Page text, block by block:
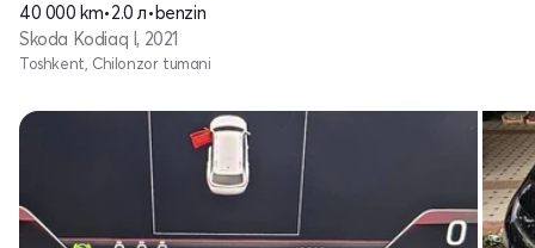
40 000 km•2.0 л• benzin
Skoda Kodiaq I, 2021
Toshkent, Chilonzor tumani